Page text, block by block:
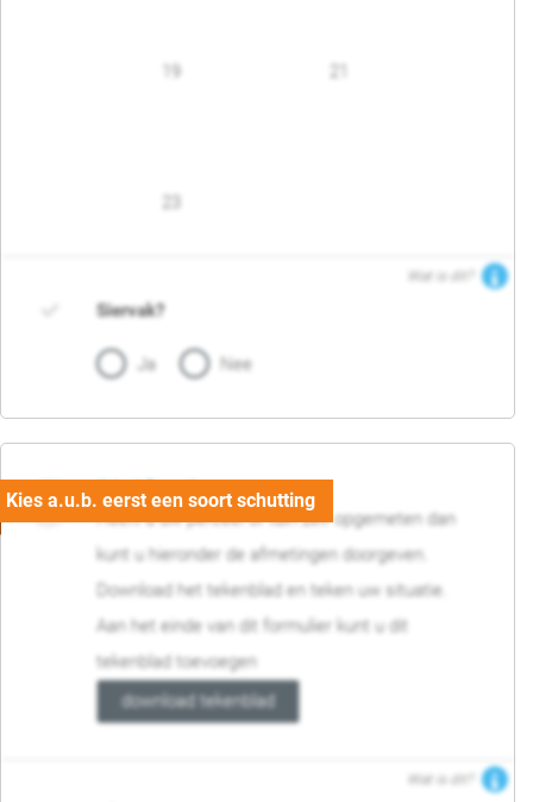
19
Wat is dit?
Siervak?
Ja Nee
04. Afmetingen
Heeft u uw perceel of tuin zelf opgemeten dan
kunt u hieronder de afmetingen doorgeven.
Download het tekenblad en teken uw situatie.
Aan het einde van dit formulier kunt u dit
tekenblad toevoegen
download tekenblad
Wat is dit?